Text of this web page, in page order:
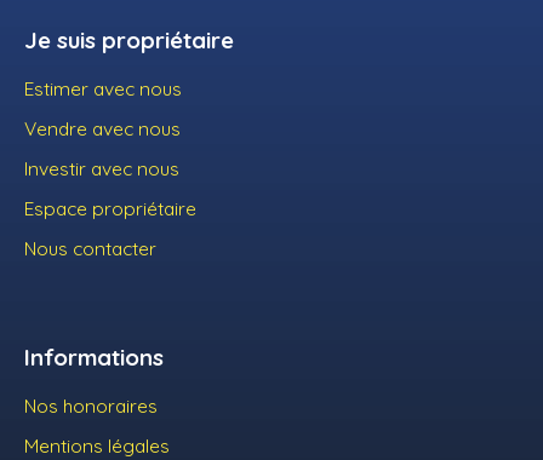
Je suis propriétaire
Estimer avec nous
Vendre avec nous
Investir avec nous
Espace propriétaire
Nous contacter
Informations
Nos honoraires
Mentions légales